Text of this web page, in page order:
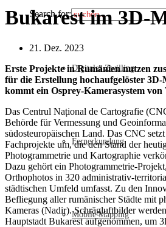
Digitaler Zwilling
Fernerkundung
Mobile Mapping
Search for:
Bukarest im 3D-
21. Dez. 2023
Erste Projekte in Rumänien nutzen
für die Erstellung hochaufgelöster 3D-
kommt ein Osprey-Kamerasystem von
Das Centrul Național de Cartografie
Behörde für Vermessung und
südosteuropäischen Land. Das CNC
Fachprojekte um, die den Stand der
Photogrammetrie und Kartographie
Dazu gehört ein Photogrammetrie-
Orthophotos in 320 administrativ-
städtischen Umfeld umfasst. Zu den
Befliegung aller rumänischer Städte mit
Kameras (Nadir). Schrägluftbilder
Hauptstadt Bukarest aufgenommen, um